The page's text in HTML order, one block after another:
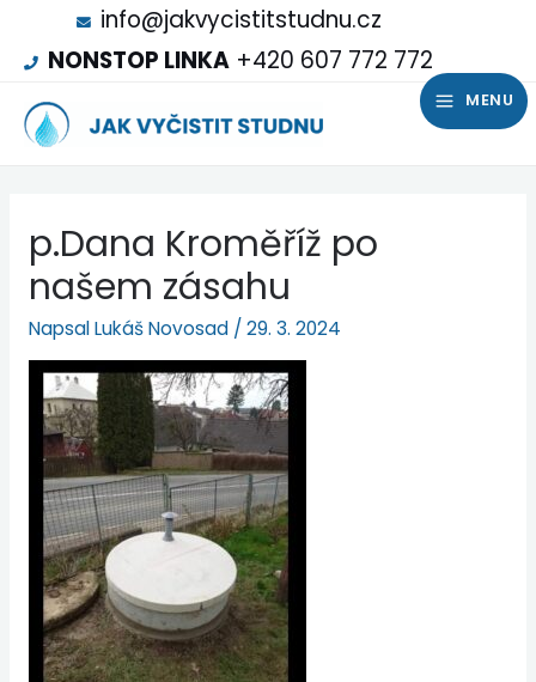
info@jakvycistitstudnu.cz
NONSTOP LINKA +420 607 772 772
MENU
p.Dana Kroměříž po
našem zásahu
NapsalLukáš Novosad /29. 3. 2024